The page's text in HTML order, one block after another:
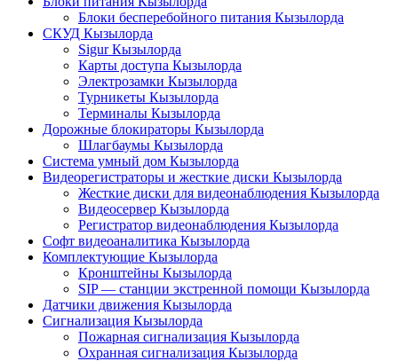
Блоки бесперебойного питания Кызылорда
СКУД Кызылорда
Sigur Кызылорда
Карты доступа Кызылорда
Электрозамки Кызылорда
Турникеты Кызылорда
Терминалы Кызылорда
Дорожные блокираторы Кызылорда
Шлагбаумы Кызылорда
Система умный дом Кызылорда
Видеорегистраторы и жесткие диски Кызылорда
Жесткие диски для видеонаблюдения Кызылорда
Видеосервер Кызылорда
Регистратор видеонаблюдения Кызылорда
Софт видеоаналитика Кызылорда
Комплектующие Кызылорда
Кронштейны Кызылорда
SIP — станции экстренной помощи Кызылорда
Датчики движения Кызылорда
Сигнализация Кызылорда
Пожарная сигнализация Кызылорда
Охранная сигнализация Кызылорда